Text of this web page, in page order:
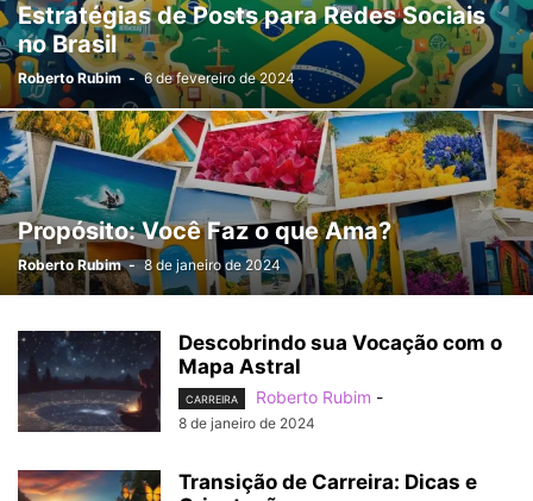
Estratégias de Posts para Redes Sociais
no Brasil
Roberto Rubim - 6 de fevereiro de 2024
Propósito: Você Faz o que Ama?
Roberto Rubim - 8 de janeiro de 2024
Descobrindo sua Vocação com o
Mapa Astral
CARREIRA Roberto Rubim -
8 de janeiro de 2024
Transição de Carreira: Dicas e